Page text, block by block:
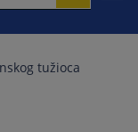
tužioca